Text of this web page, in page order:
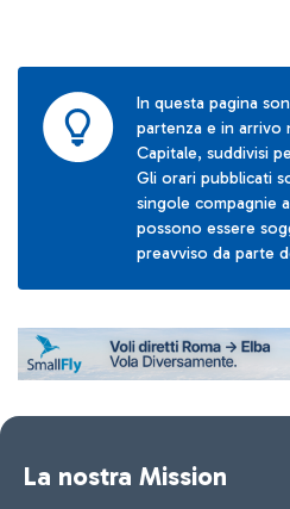
In questa pagina
partenza e in arrivo
Capitale, suddivisi
Gli orari pubblicati
singole compagnie
possono essere
preavviso da parte
La nostra Mission